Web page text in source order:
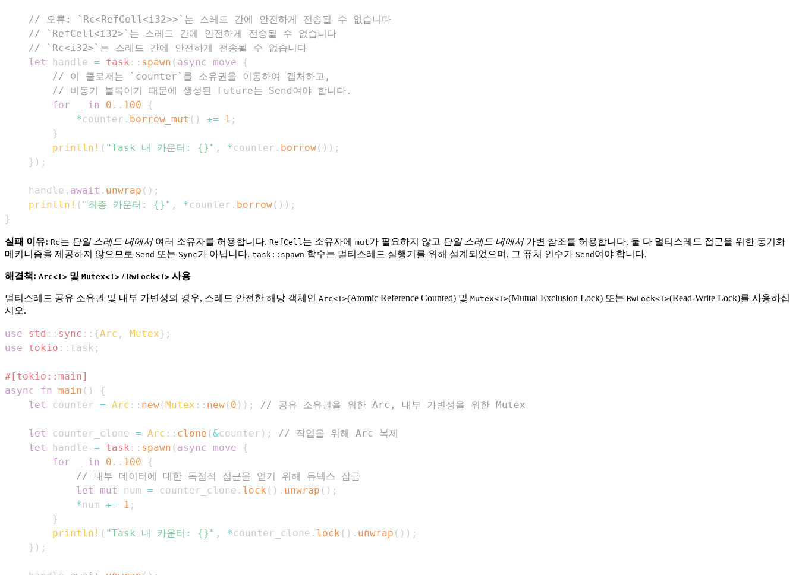
// 오류: `Rc<RefCell<i32>>`는 스레드 간에 안전하게 전송될 수 없습니다
// `RefCell<i32>`는 스레드 간에 안전하게 전송될 수 없습니다
// `Rc<i32>`는 스레드 간에 안전하게 전송될 수 없습니다
let
handle = task :: spawn ( async move
{
// 이 클로저는 `counter`를 소유권을 이동하여 캡처하고,
// 비동기 블록이기 때문에 생성된 Future는 Send여야 합니다.
for
in 0 .. 100
{
* counter . borrow_mut ( ) += 1 ;
}
println! ( "Task 내 카운터: {}" , * counter . borrow( ) ) ;
} ) ;
    handle
. await . unwrap ( ) ;
println! ( "최종 카운터: {}" , * counter . borrow( ) ) ;
}
실패 이유: Rc는 단일 스레드 내에서여러 소유자를 허용합니다. RefCell 는 소유자에 mut가 필요하지 않고 단일 스레드 내에서가변 참조를 허용합니다. 둘 다 멀티스레드 접근을 위한 동기화
메커니즘을 제공하지 않으므로 Send 또는 Sync가 아닙니다. task::spawn 함수는 멀티스레드 실행기를 위해 설계되었으며, 그 퓨처 인수가 Send 여야 합니다.
해결책: Arc<T> 및 Mutex<T> / RwLock<T> 사용
멀티스레드 공유 소유권 및 내부 가변성의 경우, 스레드 안전한 해당 객체인 Arc<T>(Atomic Reference Counted) 및 Mutex<T>(Mutual Exclusion Lock) 또는 RwLock<T>(Read-Write Lock)를 사용하십
시오.
use std :: sync :: {Arc , Mutex} ;
use
tokio :: task ;
#[tokio::main]
async
fn main ( )
{
let
counter = Arc :: new(Mutex :: new( 0 ) ) ; // 공유 소유권을 위한 Arc, 내부 가변성을 위한 Mutex
let counter_clone = Arc :: clone (&counter ) ;
// 작업을 위해 Arc 복제
let
handle = task :: spawn ( async move
{
for
in 0 .. 100
{
// 내부 데이터에 대한 독점적 접근을 얻기 위해 뮤텍스 잠금
let
mut num = counter_clone . lock ( ) . unwrap ( ) ;
*num += 1 ;
}
println! ( "Task 내 카운터: {}" , * counter_clone . lock ( ) . unwrap ( ) ) ;
} ) ;